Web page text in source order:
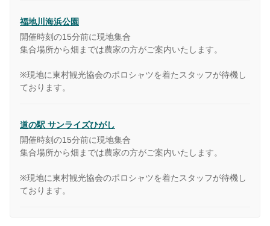
福地川海浜公園
開催時刻の15分前に現地集合
集合場所から畑までは農家の方がご案内いたします。
※現地に東村観光協会のポロシャツを着たスタッフが待機し
ております。
道の駅 サンライズひがし
開催時刻の15分前に現地集合
集合場所から畑までは農家の方がご案内いたします。
※現地に東村観光協会のポロシャツを着たスタッフが待機し
ております。